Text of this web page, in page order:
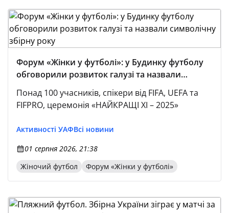
Форум «Жінки у футболі»: у Будинку футболу
обговорили розвиток галузі та назвали
символічну збірну року
Понад 100 учасників, спікери від FIFA, UEFA та
FIFPRO, церемонія «НАЙКРАЩІ ХІ – 2025»
Активності УАФВсі новини
01 серпня 2026, 21:38
Жіночий футбол
Форум «Жінки у футболі»